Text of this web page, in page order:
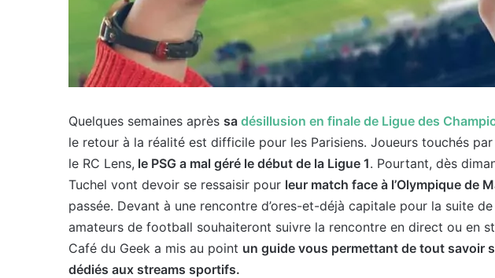
Quelques semaines après sa désillusion en finale de Ligue des
le retour à la réalité est difficile pour les Parisiens. Joueurs touchés
le RC Lens, le PSG a mal géré le début de la Ligue 1. Pourtant, dès
Tuchel vont devoir se ressaisir pour leur match face à l’Olympique de
passée. Devant à une rencontre d’ores-et-déjà capitale pour la suite
amateurs de football souhaiteront suivre la rencontre en direct ou en
Café du Geek a mis au point un guide vous permettant de tout savoir
dédiés aux streams sportifs.